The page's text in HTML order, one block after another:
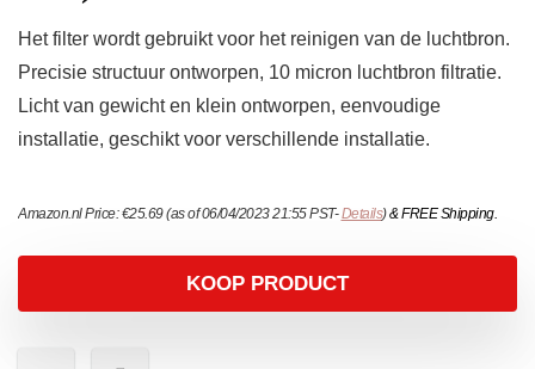
Het filter wordt gebruikt voor het reinigen van de luchtbron.
Precisie structuur ontworpen, 10 micron luchtbron filtratie.
Licht van gewicht en klein ontworpen, eenvoudige
installatie, geschikt voor verschillende installatie.
Amazon.nl Price:€25.69(as of 06/04/2023 21:55 PST-Details)&FREE Shipping.
KOOP PRODUCT